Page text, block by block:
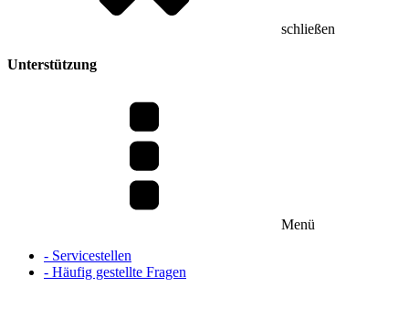
schließen
Unterstützung
Menü
- Servicestellen
- Häufig gestellte Fragen